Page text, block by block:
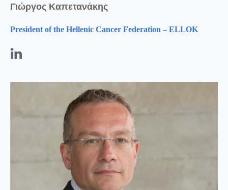
Γιώργος Καπετανάκης
President of the Hellenic Cancer Federation – ELLOK